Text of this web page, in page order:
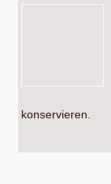
konservieren.